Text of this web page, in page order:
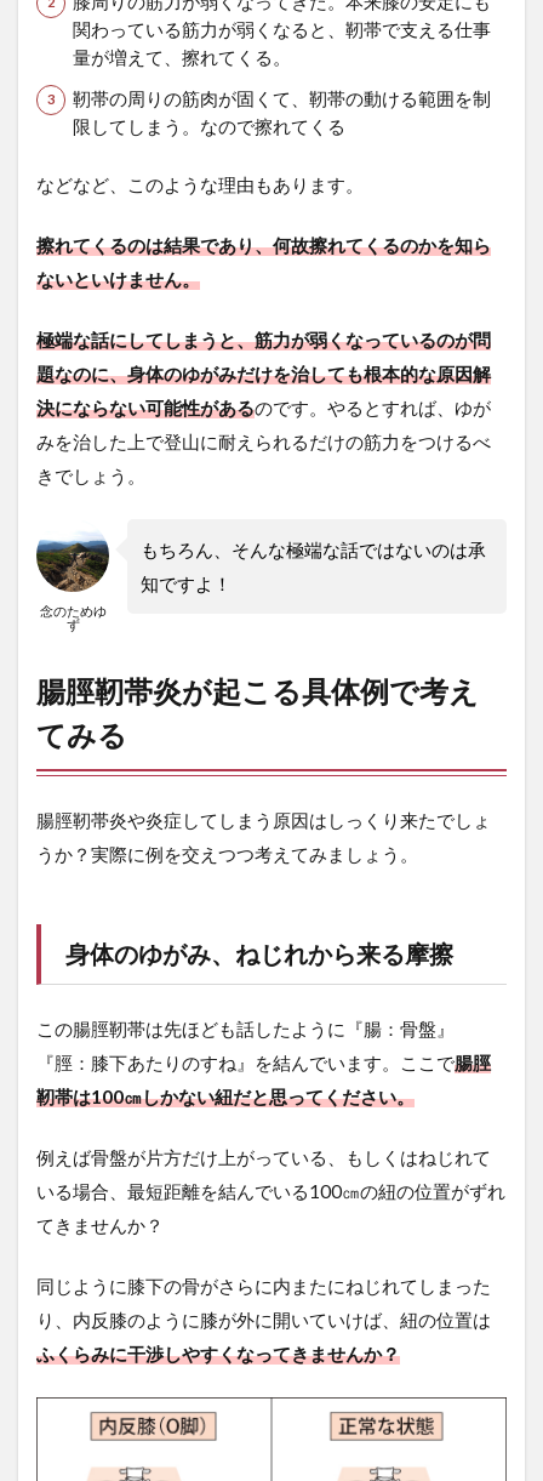
山道
で軽
アイ
を装
着し
はじ
30分
ぐら
い
3.3
③コ
であ
まり
登山
って
いな
い
時、
高差
ｍの
りて
3/5ぐ
らい
ゆず
の例
まと
める
4
療
法
炎症
して
適切
な処
置・
をす
4.2
関わっている筋力が弱くなると、靭帯で支える仕事
量が増えて、擦れてくる。
靭帯の周りの筋肉が固くて、靭帯の動ける範囲を制
限してしまう。なので擦れてくる
などなど、このような理由もあります。
擦れてくるのは結果であり、何故擦れてくるのかを知ら
ないといけません。
極端な話にしてしまうと、筋力が弱くなっているのが問
題なのに、身体のゆがみだけを治しても根本的な原因解
決にならない可能性があるのです。やるとすれば、ゆが
みを治した上で登山に耐えられるだけの筋力をつけるべ
きでしょう。
念のためゆ
ず
もちろん、そんな極端な話ではないのは承
知ですよ！
腸脛靭帯炎が起こる具体例で考え
てみる
腸脛靭帯炎や炎症してしまう原因はしっくり来たでしょ
うか？実際に例を交えつつ考えてみましょう。
身体のゆがみ、ねじれから来る摩擦
この腸脛靭帯は先ほども話したように『腸：骨盤』
『脛：膝下あたりのすね』を結んでいます。ここで腸脛
靭帯は100㎝しかない紐だと思ってください。
例えば骨盤が片方だけ上がっている、もしくはねじれて
いる場合、最短距離を結んでいる100㎝の紐の位置がずれ
てきませんか？
同じように膝下の骨がさらに内またにねじれてしまった
り、内反膝のように膝が外に開いていけば、紐の位置は
ふくらみに干渉しやすくなってきませんか？